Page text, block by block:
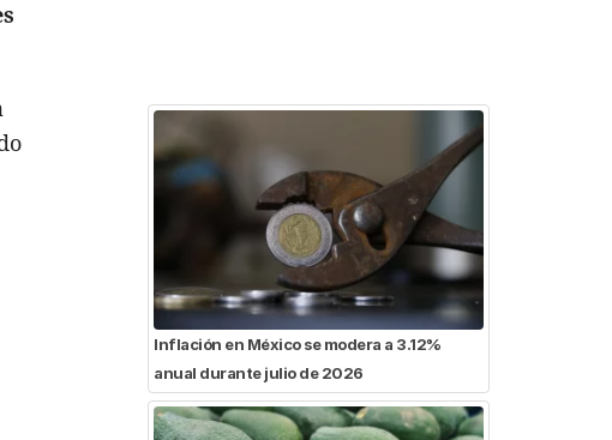
Inflación en México se modera a 3.12%
anual durante julio de 2026